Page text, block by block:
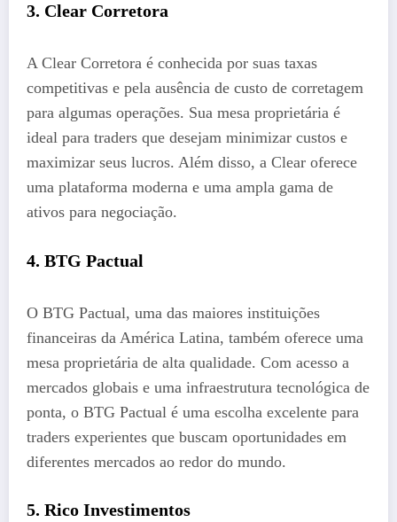
3. Clear Corretora
A Clear Corretora é conhecida por suas taxas
competitivas e pela ausência de custo de corretagem
para algumas operações. Sua mesa proprietária é
ideal para traders que desejam minimizar custos e
maximizar seus lucros. Além disso, a Clear oferece
uma plataforma moderna e uma ampla gama de
ativos para negociação.
4. BTG Pactual
O BTG Pactual, uma das maiores instituições
financeiras da América Latina, também oferece uma
mesa proprietária de alta qualidade. Com acesso a
mercados globais e uma infraestrutura tecnológica de
ponta, o BTG Pactual é uma escolha excelente para
traders experientes que buscam oportunidades em
diferentes mercados ao redor do mundo.
5. Rico Investimentos